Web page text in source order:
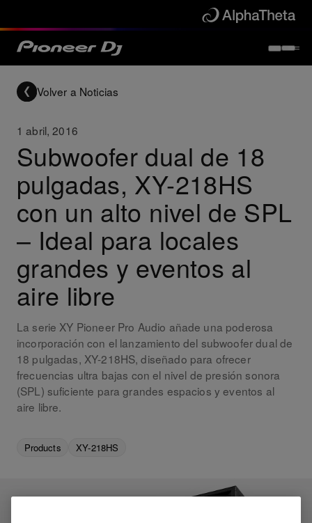
Volver a Noticias
1 abril, 2016
Subwoofer dual de 18
pulgadas, XY-218HS
con un alto nivel de SPL
– Ideal para locales
grandes y eventos al
aire libre
La serie XY Pioneer Pro Audio añade una poderosa
incorporación con el lanzamiento del subwoofer dual de
18 pulgadas, XY-218HS, diseñado para ofrecer
frecuencias ultra bajas con el nivel de presión sonora
(SPL) suficiente para grandes espacios y eventos al
aire libre.
Products XY-218HS